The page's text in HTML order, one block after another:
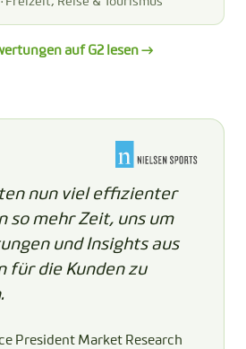
auf G2 lesen →
nun viel effizienter
so mehr Zeit, uns um
und Insights aus
für die Kunden zu
President Market Research